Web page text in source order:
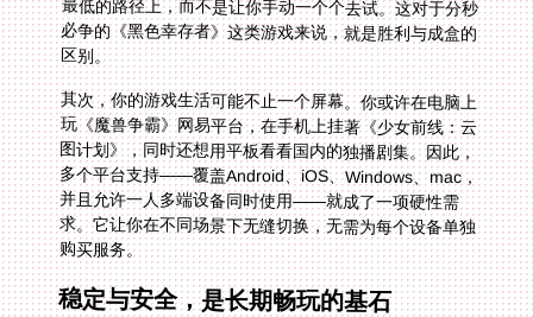
区别。
其次，你的游戏生活可能不止一个屏幕。你或许在电脑上
玩《魔兽争霸》网易平台，在手机上挂著《少女前线：云
图计划》，同时还想用平板看看国内的独播剧集。因此，
多个平台支持——覆盖Android、iOS、Windows、mac，
并且允许一人多端设备同时使用——就成了一项硬性需
求。它让你在不同场景下无缝切换，无需为每个设备单独
购买服务。
稳定与安全，是长期畅玩的基石